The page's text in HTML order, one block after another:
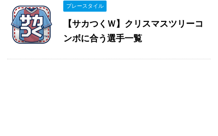
プレースタイル
【サカつくＷ】クリスマスツリーコ
ンボに合う選手一覧